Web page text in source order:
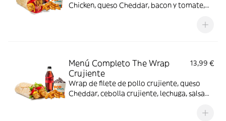
Chicken, queso Cheddar, bacon y tomate,
helado. Sabor completo de principio a fin.
Menú Completo The Wrap
Crujiente
13,99 €
Wrap de filete de pollo crujiente, queso
Cheddar, cebolla crujiente, lechuga, salsa